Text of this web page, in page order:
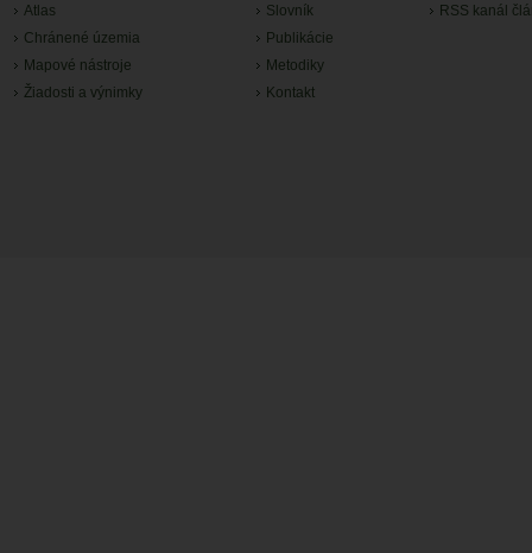
Atlas
Chránené územia
Mapové nástroje
Žiadosti a výnimky
Slovník
Publikácie
Metodiky
Kontakt
RSS kanál